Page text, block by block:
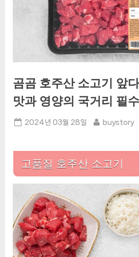
곰곰 호주산 소고기 앞
맛과 영양의 국거리 필
Posted
2024년 03월 28일 By
buystory
고품질 호주산 소고기